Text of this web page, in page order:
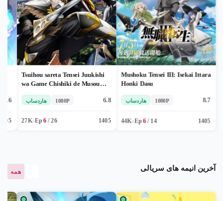
Mushoku Tensei III: Isekai Ittara
Honki Dasu
هاردساب 1080P 8.7
44K Ep 6 / 14 1405
R - بالای ۱۷ سال
Tsuihou sareta Tensei Juukishi
wa Game Chishiki de Musou
هاردساب 1080P 6.8
27K Ep 6 / 26 1405
6.6
آخرین انیمه های سریالی همه